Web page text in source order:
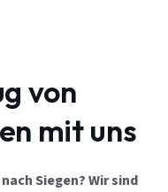
von
mit uns
Siegen? Wir sind